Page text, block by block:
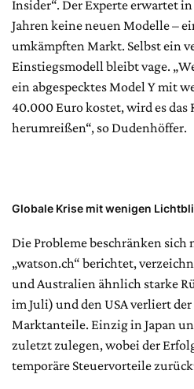
Insider“. Der Experte erwartet
Jahren keine neuen Modelle –
umkämpften Markt. Selbst ein
Einstiegsmodell bleibt vage.
ein abgespecktes Model Y mit
40.000 Euro kostet, wird es das
herumreißen“, so Dudenhöffer.
Globale Krise mit wenigen
Die Probleme beschränken
„watson.ch“ berichtet,
und Australien ähnlich starke
im Juli) und den USA verliert
Marktanteile. Einzig in Japan
zuletzt zulegen, wobei der
temporäre Steuervorteile